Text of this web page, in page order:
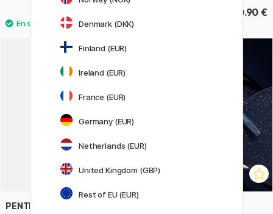
0.90 €
6
PENTEL
Denmark (DKK)
Finland (EUR)
Ireland (EUR)
France (EUR)
Germany (EUR)
Netherlands (EUR)
United Kingdom (GBP)
Rest of EU (EUR)